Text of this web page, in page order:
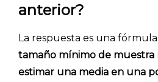
anterior?
La respuesta es una
tamaño mínimo de muestra
estimar una media en una